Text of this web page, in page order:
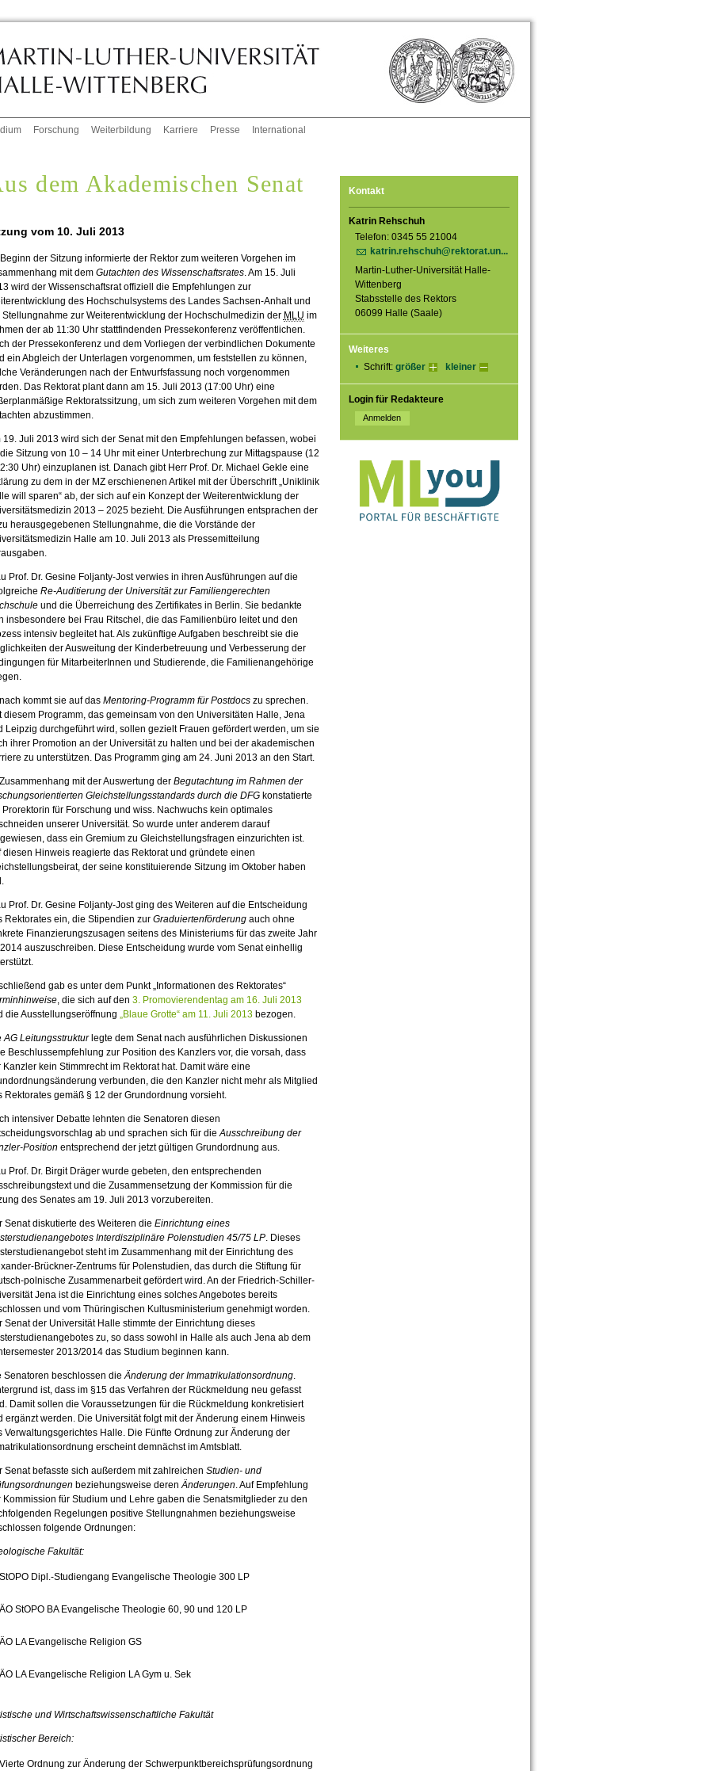
Forschung Weiterbildung Karriere Presse International
Kontakt
Katrin Rehschuh
Telefon: 0345 55 21004
katrin.rehschuh@rektorat.un...
Martin-Luther-Universität Halle-
Wittenberg
Stabsstelle des Rektors
06099 Halle (Saale)
Weiteres
Schrift: größer kleiner
Login für Redakteure
dem Akademischen Senat
vom 10. Juli 2013
der Sitzung informierte der Rektor zum weiteren Vorgehen im
mit dem Gutachten des Wissenschaftsrates. Am 15. Juli
wird der Wissenschaftsrat offiziell die Empfehlungen zur
des Hochschulsystems des Landes Sachsen-Anhalt und
Stellungnahme zur Weiterentwicklung der Hochschulmedizin der MLU im
der ab 11:30 Uhr stattfindenden Pressekonferenz veröffentlichen.
der Pressekonferenz und dem Vorliegen der verbindlichen Dokumente
ein Abgleich der Unterlagen vorgenommen, um feststellen zu können,
Veränderungen nach der Entwurfsfassung noch vorgenommen
Das Rektorat plant dann am 15. Juli 2013 (17:00 Uhr) eine
Rektoratssitzung, um sich zum weiteren Vorgehen mit dem
abzustimmen.
19. Juli 2013 wird sich der Senat mit den Empfehlungen befassen, wobei
Sitzung von 10 – 14 Uhr mit einer Unterbrechung zur Mittagspause (12
Uhr) einzuplanen ist. Danach gibt Herr Prof. Dr. Michael Gekle eine
zu dem in der MZ erschienenen Artikel mit der Überschrift „Uniklinik
will sparen“ ab, der sich auf ein Konzept der Weiterentwicklung der
2013 – 2025 bezieht. Die Ausführungen entsprachen der
herausgegebenen Stellungnahme, die die Vorstände der
Halle am 10. Juli 2013 als Pressemitteilung
Prof. Dr. Gesine Foljanty-Jost verwies in ihren Ausführungen auf die
Re-Auditierung der Universität zur Familiengerechten
und die Überreichung des Zertifikates in Berlin. Sie bedankte
insbesondere bei Frau Ritschel, die das Familienbüro leitet und den
intensiv begleitet hat. Als zukünftige Aufgaben beschreibt sie die
der Ausweitung der Kinderbetreuung und Verbesserung der
für MitarbeiterInnen und Studierende, die Familienangehörige
kommt sie auf das Mentoring-Programm für Postdocszu sprechen.
diesem Programm, das gemeinsam von den Universitäten Halle, Jena
Leipzig durchgeführt wird, sollen gezielt Frauen gefördert werden, um sie
ihrer Promotion an der Universität zu halten und bei der akademischen
zu unterstützen. Das Programm ging am 24. Juni 2013 an den Start.
Zusammenhang mit der Auswertung der Begutachtung im Rahmen der
Gleichstellungsstandards durch die DFGkonstatierte
Prorektorin für Forschung und wiss. Nachwuchs kein optimales
unserer Universität. So wurde unter anderem darauf
dass ein Gremium zu Gleichstellungsfragen einzurichten ist.
diesen Hinweis reagierte das Rektorat und gründete einen
der seine konstituierende Sitzung im Oktober haben
Prof. Dr. Gesine Foljanty-Jost ging des Weiteren auf die Entscheidung
Rektorates ein, die Stipendien zur Graduiertenförderung auch ohne
Finanzierungszusagen seitens des Ministeriums für das zweite Jahr
auszuschreiben. Diese Entscheidung wurde vom Senat einhellig
gab es unter dem Punkt „Informationen des Rektorates“
, die sich auf den 3. Promovierendentag am 16. Juli 2013
die Ausstellungseröffnung „Blaue Grotte“ am 11. Juli 2013bezogen.
AG Leitungsstrukturlegte dem Senat nach ausführlichen Diskussionen
Beschlussempfehlung zur Position des Kanzlers vor, die vorsah, dass
Kanzler kein Stimmrecht im Rektorat hat. Damit wäre eine
verbunden, die den Kanzler nicht mehr als Mitglied
Rektorates gemäß § 12 der Grundordnung vorsieht.
intensiver Debatte lehnten die Senatoren diesen
ab und sprachen sich für dieAusschreibung der
Position entsprechend der jetzt gültigen Grundordnung aus.
Prof. Dr. Birgit Dräger wurde gebeten, den entsprechenden
und die Zusammensetzung der Kommission für die
des Senates am 19. Juli 2013 vorzubereiten.
Senat diskutierte des Weiteren die Einrichtung eines
Interdisziplinäre Polenstudien 45/75 LP. Dieses
steht im Zusammenhang mit der Einrichtung des
Brückner-Zentrums für Polenstudien, das durch die Stiftung für
polnische Zusammenarbeit gefördert wird. An der Friedrich-Schiller-
Jena ist die Einrichtung eines solches Angebotes bereits
und vom Thüringischen Kultusministerium genehmigt worden.
Senat der Universität Halle stimmte der Einrichtung dieses
zu, so dass sowohl in Halle als auch Jena ab dem
2013/2014 das Studium beginnen kann.
Senatoren beschlossen dieÄnderung der Immatrikulationsordnung.
ist, dass im §15 das Verfahren der Rückmeldung neu gefasst
Damit sollen die Voraussetzungen für die Rückmeldung konkretisiert
ergänzt werden. Die Universität folgt mit der Änderung einem Hinweis
Verwaltungsgerichtes Halle. Die Fünfte Ordnung zur Änderung der
erscheint demnächst im Amtsblatt.
Senat befasste sich außerdem mit zahlreichen Studien- und
beziehungsweise derenÄnderungen. Auf Empfehlung
Kommission für Studium und Lehre gaben die Senatsmitglieder zu den
Regelungen positive Stellungnahmen beziehungsweise
folgende Ordnungen:
Fakultät:
StOPO Dipl.-Studiengang Evangelische Theologie 300 LP
ÄO StOPO BA Evangelische Theologie 60, 90 und 120 LP
ÄO LA Evangelische Religion GS
ÄO LA Evangelische Religion LA Gym u. Sek
und Wirtschaftswissenschaftliche Fakultät
Bereich:
Vierte Ordnung zur Änderung der Schwerpunktbereichsprüfungsordnung